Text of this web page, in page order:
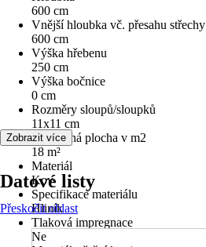
600 cm
Vnější hloubka vč. přesahu střechy
600 cm
Výška hřebenu
250 cm
Výška bočnice
0 cm
Rozměry sloupů/sloupků
11x11 cm
Zastavěná plocha v m2
18 m²
Materiál
Kov
Specifikace materiálu
Hliník
Tlaková impregnace
Ne
Zobrazit více
Datové listy
Přeskočit oblast